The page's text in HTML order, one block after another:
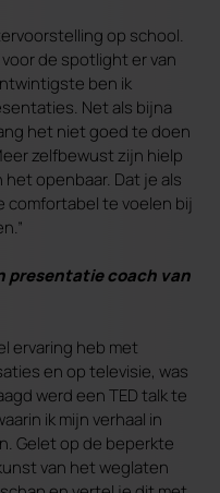
op school.
de spotlight er van
ben ik
Net als bijna
het niet goed te doen
zelfbewust zijn hielp
openbaar. Dat je als
comfortabel te voelen bij
presentatie coach van
ervaring heb met
en op televisie, was
werd een TED talk te
ik mijn verhaal in
Gelet op de beperkte
van het weglaten